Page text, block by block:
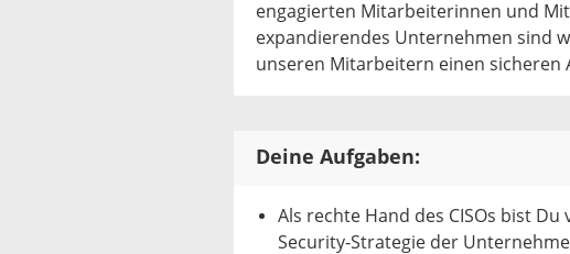
engagierten Mitarbeiterinnen und
expandierendes Unternehmen sind
unseren Mitarbeitern einen sicheren
Deine Aufgaben:
Als rechte Hand des CISOs bist
Security-Strategie der